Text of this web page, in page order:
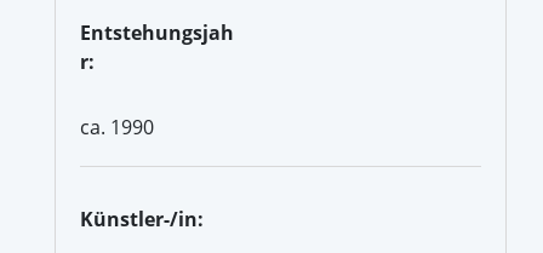
Entstehungsjah
r:
ca. 1990
Künstler-/in: